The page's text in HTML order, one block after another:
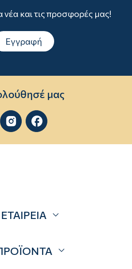
και τις προσφορές μας!
Εγγραφή
μας
 
ΕΤΑΙΡΕΙΑ